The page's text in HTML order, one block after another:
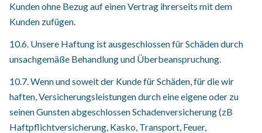
Kunden ohne Bezug auf einen Vertrag ihrerseits mit dem
Kunden zufügen.
10.6. Unsere Haftung ist ausgeschlossen für Schäden durch
unsachgemäße Behandlung und Überbeanspruchung.
10.7. Wenn und soweit der Kunde für Schäden, für die wir
haften, Versicherungsleistungen durch eine eigene oder zu
seinen Gunsten abgeschlossen Schadenversicherung (zB
Haftpflichtversicherung, Kasko, Transport, Feuer,